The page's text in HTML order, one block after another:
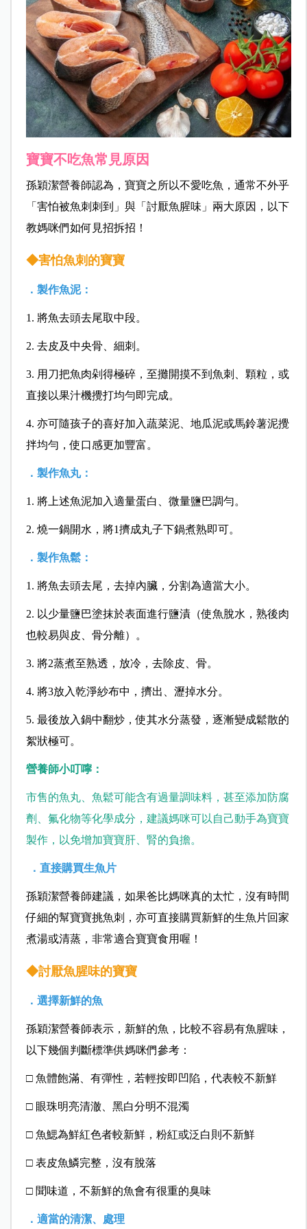
寶寶不吃魚常見原因
孫穎潔營養師認為，寶寶之所以不愛吃魚，通常不外乎
「害怕被魚刺刺到」與「討厭魚腥味」兩大原因，以下
教媽咪們如何見招拆招！
◆害怕魚刺的寶寶
．製作魚泥：
1. 將魚去頭去尾取中段。
2. 去皮及中央骨、細刺。
3. 用刀把魚肉剁得極碎，至攤開摸不到魚刺、顆粒，或
直接以果汁機攪打均勻即完成。
4. 亦可隨孩子的喜好加入蔬菜泥、地瓜泥或馬鈴薯泥攪
拌均勻，使口感更加豐富。
．製作魚丸：
1. 將上述魚泥加入適量蛋白、微量鹽巴調勻。
2. 燒一鍋開水，將1擠成丸子下鍋煮熟即可。
．製作魚鬆：
1. 將魚去頭去尾，去掉內臟，分割為適當大小。
2. 以少量鹽巴塗抹於表面進行鹽漬（使魚脫水，熟後肉
也較易與皮、骨分離）。
3. 將2蒸煮至熟透，放冷，去除皮、骨。
4. 將3放入乾淨紗布中，擠出、瀝掉水分。
5. 最後放入鍋中翻炒，使其水分蒸發，逐漸變成鬆散的
絮狀極可。
營養師小叮嚀：
市售的魚丸、魚鬆可能含有過量調味料，甚至添加防腐
劑、氟化物等化學成分，建議媽咪可以自己動手為寶寶
製作，以免增加寶寶肝、腎的負擔。
．直接購買生魚片
孫穎潔營養師建議，如果爸比媽咪真的太忙，沒有時間
仔細的幫寶寶挑魚刺，亦可直接購買新鮮的生魚片回家
煮湯或清蒸，非常適合寶寶食用喔！
◆討厭魚腥味的寶寶
．選擇新鮮的魚
孫穎潔營養師表示，新鮮的魚，比較不容易有魚腥味，
以下幾個判斷標準供媽咪們參考：
□ 魚體飽滿、有彈性，若輕按即凹陷，代表較不新鮮
□ 眼珠明亮清澈、黑白分明不混濁
□ 魚鰓為鮮紅色者較新鮮，粉紅或泛白則不新鮮
□ 表皮魚鱗完整，沒有脫落
□ 聞味道，不新鮮的魚會有很重的臭味
．適當的清潔、處理